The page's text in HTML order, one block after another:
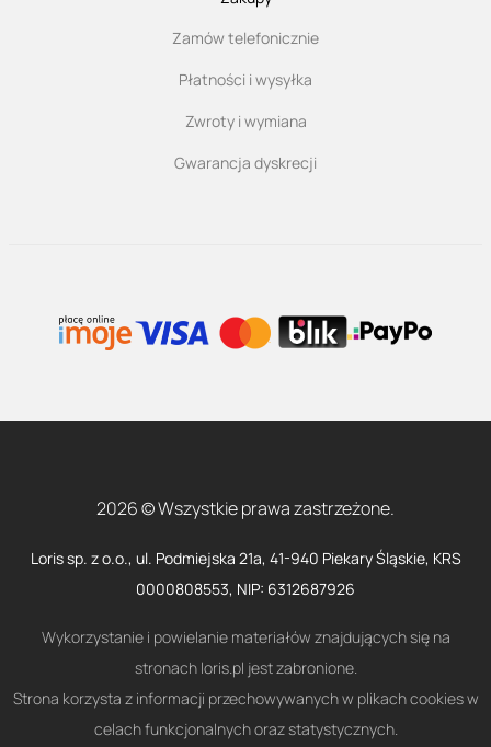
Zamów telefonicznie
Płatności i wysyłka
Zwroty i wymiana
Gwarancja dyskrecji
2026 © Wszystkie prawa zastrzeżone.
Loris sp. z o.o., ul. Podmiejska 21a, 41-940 Piekary Śląskie, KRS
0000808553, NIP: 6312687926
Wykorzystanie i powielanie materiałów znajdujących się na
stronach loris.pl jest zabronione.
Strona korzysta z informacji przechowywanych w plikach cookies w
celach funkcjonalnych oraz statystycznych.